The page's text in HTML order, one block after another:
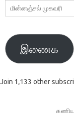
மின்னஞ்சல்
முகவரி
இணைக
Join 1,133 other